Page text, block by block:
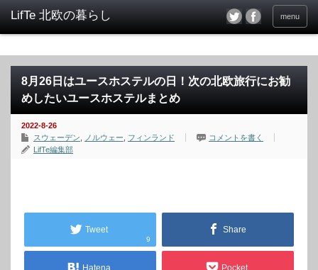
menu
8月26日はユースホステルの日！次の北欧旅行にお勧
めしたいユースホステルまとめ
2022-8-26
スウェーデン
ノルウェー フィンランド
コメントを書く
LifTe編集部
Tweet
9
Share
Hatena Pocket